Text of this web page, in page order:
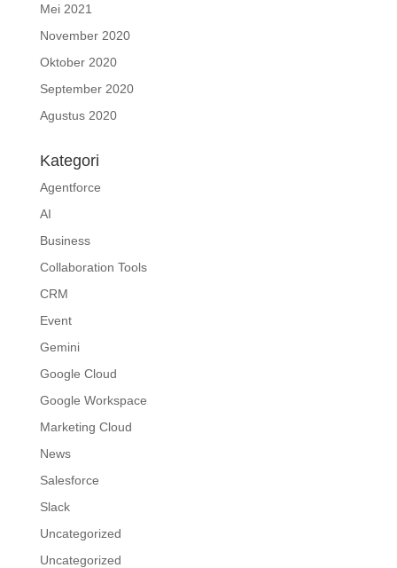
Mei 2021
November 2020
Oktober 2020
September 2020
Agustus 2020
Kategori
Agentforce
AI
Business
Collaboration Tools
CRM
Event
Gemini
Google Cloud
Google Workspace
Marketing Cloud
News
Salesforce
Slack
Uncategorized
Uncategorized